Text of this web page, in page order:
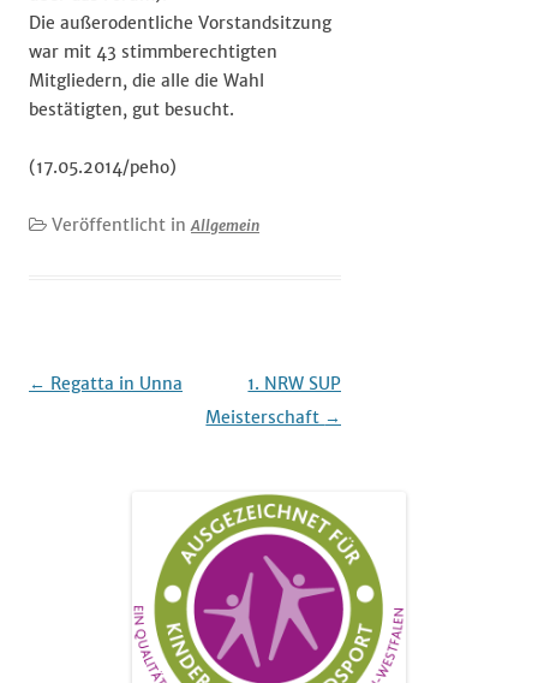
Die außerodentliche Vorstandsitzung
war mit 43 stimmberechtigten
Mitgliedern, die alle die Wahl
bestätigten, gut besucht.
(17.05.2014/peho)
Veröffentlicht inAllgemein
Beitrags-
← Regatta in Unna
1. NRW SUP
Meisterschaft →